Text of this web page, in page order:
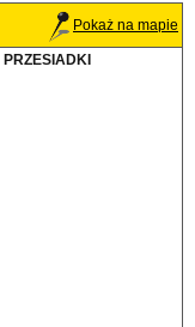
Pokaż na mapie
PRZESIADKI